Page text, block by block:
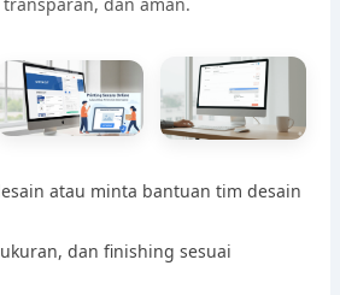
atau minta bantuan tim desain
dan finishing sesuai